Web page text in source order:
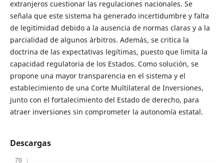
extranjeros cuestionar las regulaciones nacionales. Se
señala que este sistema ha generado incertidumbre y falta
de legitimidad debido a la ausencia de normas claras y a la
parcialidad de algunos árbitros. Además, se critica la
doctrina de las expectativas legítimas, puesto que limita la
capacidad regulatoria de los Estados. Como solución, se
propone una mayor transparencia en el sistema y el
establecimiento de una Corte Multilateral de Inversiones,
junto con el fortalecimiento del Estado de derecho, para
atraer inversiones sin comprometer la autonomía estatal.
Descargas